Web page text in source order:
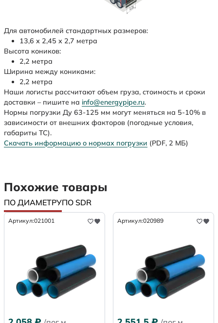
Для автомобилей стандартных размеров:
13,6 х 2,45 х 2,7 метра
Высота коников:
2,2 метра
Ширина между кониками:
2,2 метра
Наши логисты рассчитают объем груза, стоимость и сроки
доставки – пишите на info@energypipe.ru.
Нормы погрузки Ду 63-125 мм могут меняться на 5-10% в
зависимости от внешних факторов (погодные условия,
габариты ТС).
Скачать информацию о нормах погрузки (PDF, 2 МБ)
Похожие товары
ПО ДИАМЕТРУПО SDR
Артикул:021001 Артикул:020989